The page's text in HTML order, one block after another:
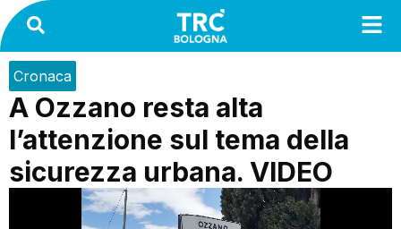
Cronaca
A Ozzano resta alta
l’attenzione sul tema della
sicurezza urbana. VIDEO